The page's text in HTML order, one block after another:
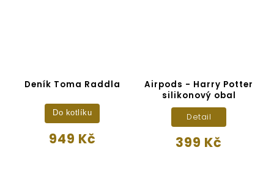
Deník Toma Raddla
949 Kč
Do kotlíku
Airpods - Harry Potter
silikonový obal
399 Kč
Detail